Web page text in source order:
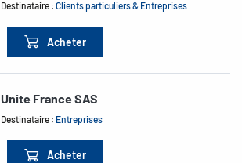
Destinataire :Clients particuliers & Entreprises
Acheter
Unite France SAS
Destinataire : Entreprises
Acheter